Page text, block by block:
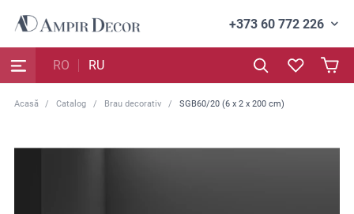
+373 60 772 226
RO RU
Acasă Catalog Brau decorativ SGB60/20 (6 x 2 x 200 cm)